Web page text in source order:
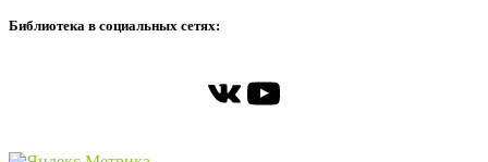
Библиотека в социальных сетях:
ВКонтакте
YouTube